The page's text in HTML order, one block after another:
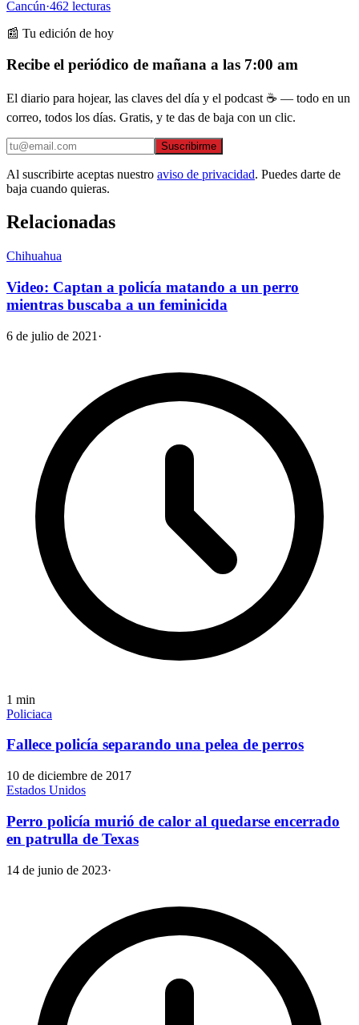
Cancún·462 lecturas
📰 Tu edición de hoy
Recibe el periódico de mañana a las 7:00 am
El diario para hojear, las claves del día y el podcast ☕ — todo en un
correo, todos los días. Gratis, y te das de baja con un clic.
Suscribirme
Al suscribirte aceptas nuestro aviso de privacidad. Puedes darte de
baja cuando quieras.
Relacionadas
Chihuahua
Video: Captan a policía matando a un perro
mientras buscaba a un feminicida
6 de julio de 2021 ·
1 min
Policiaca
Fallece policía separando una pelea de perros
10 de diciembre de 2017
Estados Unidos
Perro policía murió de calor al quedarse encerrado
en patrulla de Texas
14 de junio de 2023·